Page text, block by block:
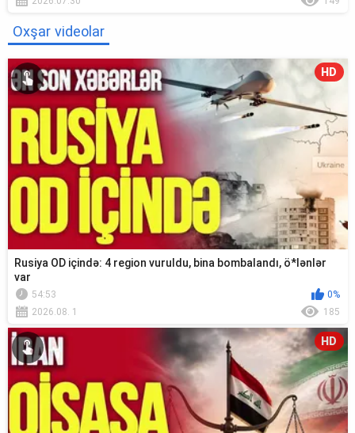
Oxşar videolar
HD
Rusiya OD içində: 4 region vuruldu, bina bombalandı, ö*lənlər
var
54:53
0%
2026.08. 1
185
HD